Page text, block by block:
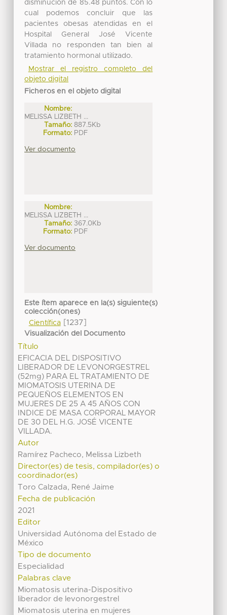
disminución de 85.48 puntos. Con lo
cual podemos concluir que las
pacientes obesas atendidas en el
Hospital General José Vicente
Villada no responden tan bien al
tratamiento hormonal utilizado.
Mostrar el registro completo del
objeto digital
Ficheros en el objeto digital
Nombre:
MELISSA LIZBETH ...
Tamaño: 887.5Kb
Formato: PDF
Ver documento
Nombre:
MELISSA LIZBETH ...
Tamaño: 367.0Kb
Formato: PDF
Ver documento
Este ítem aparece en la(s) siguiente(s)
colección(ones)
Científica[1237]
Visualización del Documento
Título
EFICACIA DEL DISPOSITIVO
LIBERADOR DE LEVONORGESTREL
(52mg) PARA EL TRATAMIENTO DE
MIOMATOSIS UTERINA DE
PEQUEÑOS ELEMENTOS EN
MUJERES DE 25 A 45 AÑOS CON
INDICE DE MASA CORPORAL MAYOR
DE 30 DEL H.G. JOSÉ VICENTE
VILLADA.
Autor
Ramírez Pacheco, Melissa Lizbeth
Director(es) de tesis, compilador(es) o
coordinador(es)
Toro Calzada, René Jaime
Fecha de publicación
2021
Editor
Universidad Autónoma del Estado de
México
Tipo de documento
Especialidad
Palabras clave
Miomatosis uterina-Dispositivo
liberador de levonorgestrel
Miomatosis uterina en mujeres